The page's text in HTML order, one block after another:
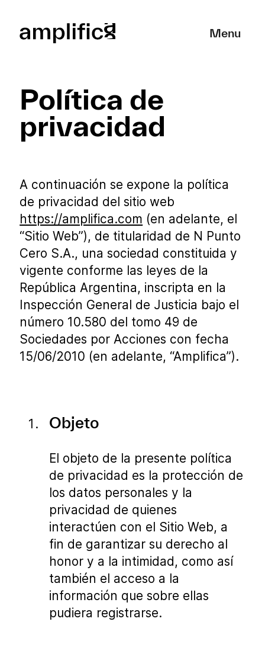
Menu
Política de
privacidad
A continuación se expone la política
de privacidad del sitio web
https://amplifica.com (en adelante, el
“Sitio Web”), de titularidad de N Punto
Cero S.A., una sociedad constituida y
vigente conforme las leyes de la
República Argentina, inscripta en la
Inspección General de Justicia bajo el
número 10.580 del tomo 49 de
Sociedades por Acciones con fecha
15/06/2010 (en adelante, “Amplifica”).
Objeto
El objeto de la presente política
de privacidad es la protección de
los datos personales y la
privacidad de quienes
interactúen con el Sitio Web, a
fin de garantizar su derecho al
honor y a la intimidad, como así
también el acceso a la
información que sobre ellas
pudiera registrarse.